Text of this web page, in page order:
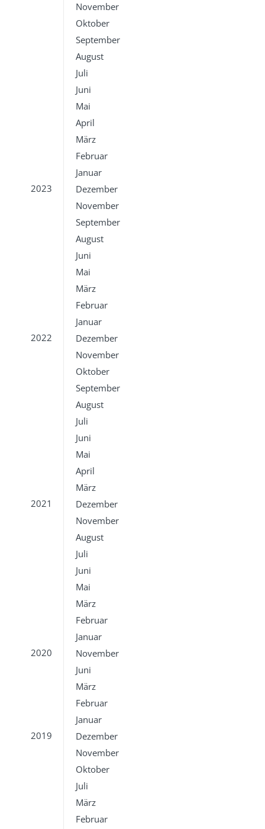
November
Oktober
September
August
Juli
Juni
Mai
April
März
Februar
Januar
2023
Dezember
November
September
August
Juni
Mai
März
Februar
Januar
2022
Dezember
November
Oktober
September
August
Juli
Juni
Mai
April
März
2021
Dezember
November
August
Juli
Juni
Mai
März
Februar
Januar
2020
November
Juni
März
Februar
Januar
2019
Dezember
November
Oktober
Juli
März
Februar